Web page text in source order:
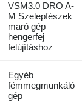
VSM3.0 DRO A-
M Szelepfészek
maró gép
hengerfej
felújításhoz
Egyéb
fémmegmunkáló
gép